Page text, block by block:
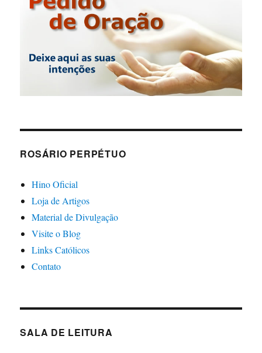
ROSÁRIO PERPÉTUO
Hino Oficial
Loja de Artigos
Material de Divulgação
Visite o Blog
Links Católicos
Contato
SALA DE LEITURA